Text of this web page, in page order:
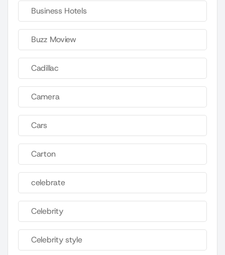
Business Hotels
Buzz Moview
Cadillac
Camera
Cars
Carton
celebrate
Celebrity
Celebrity style